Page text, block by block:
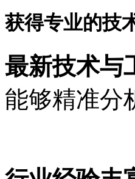
获得专业的技
最新技术与
能够精准分